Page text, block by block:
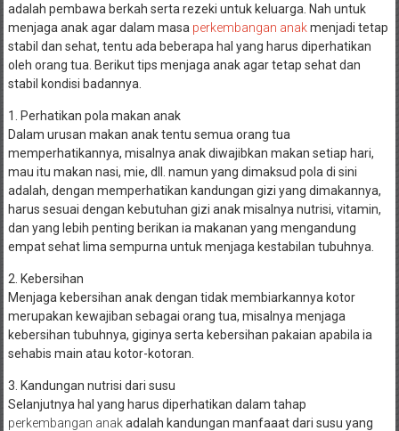
adalah pembawa berkah serta rezeki untuk keluarga. Nah untuk
menjaga anak agar dalam masa perkembangan anakmenjadi tetap
stabil dan sehat, tentu ada beberapa hal yang harus diperhatikan
oleh orang tua. Berikut tips menjaga anak agar tetap sehat dan
stabil kondisi badannya.
1. Perhatikan pola makan anak
Dalam urusan makan anak tentu semua orang tua
memperhatikannya, misalnya anak diwajibkan makan setiap hari,
mau itu makan nasi, mie, dll. namun yang dimaksud pola di sini
adalah, dengan memperhatikan kandungan gizi yang dimakannya,
harus sesuai dengan kebutuhan gizi anak misalnya nutrisi, vitamin,
dan yang lebih penting berikan ia makanan yang mengandung
empat sehat lima sempurna untuk menjaga kestabilan tubuhnya.
2. Kebersihan
Menjaga kebersihan anak dengan tidak membiarkannya kotor
merupakan kewajiban sebagai orang tua, misalnya menjaga
kebersihan tubuhnya, giginya serta kebersihan pakaian apabila ia
sehabis main atau kotor-kotoran.
3. Kandungan nutrisi dari susu
Selanjutnya hal yang harus diperhatikan dalam tahap
perkembangan anakadalah kandungan manfaaat dari susu yang